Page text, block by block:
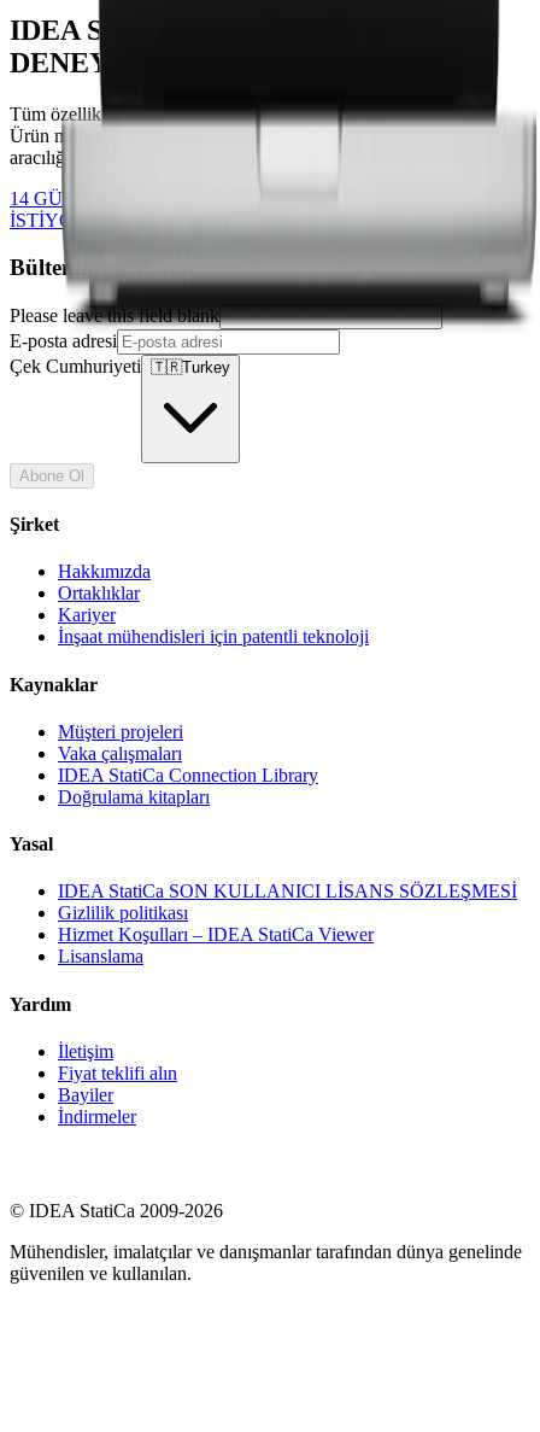
IDEA STATICA'YI ÜCRETSİZ
DENEYİN
Tüm özellikleri, Kullanıcı Portalı'nı ve iş akışlarını deneyimleyin
Ürün mühendislerimizden destek alın Eğitim ve ücretsiz öğreticiler
aracılığıyla öğrenin
14 GÜN ÜCRETSİZ DENEYİN
İSTİYOR MUSUNUZ?
Bültenimize abone olun
Please leave this field blank
E-posta adresi
Çek Cumhuriyeti 🇹🇷Turkey
Abone Ol
Şirket
Hakkımızda
Ortaklıklar
Kariyer
İnşaat mühendisleri için patentli teknoloji
Kaynaklar
Müşteri projeleri
Vaka çalışmaları
IDEA StatiCa Connection Library
Doğrulama kitapları
Yasal
IDEA StatiCa SON KULLANICI LİSANS SÖZLEŞMESİ
Gizlilik politikası
Hizmet Koşulları – IDEA StatiCa Viewer
Lisanslama
Yardım
İletişim
Fiyat teklifi alın
Bayiler
İndirmeler
© IDEA StatiCa 2009-2026
Mühendisler, imalatçılar ve danışmanlar tarafından dünya genelinde
güvenilen ve kullanılan.